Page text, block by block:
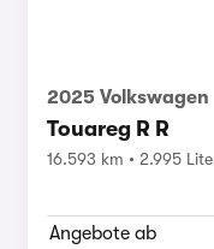
2025 Volkswagen
Touareg R R
16.593 km 2.995
Angebote ab